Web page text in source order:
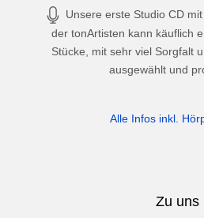
Unsere erste Studio CD
der tonArtisten kann käuflich
Stücke, mit sehr viel Sorgfalt
ausgewählt und
Alle Infos inkl.
Zu uns